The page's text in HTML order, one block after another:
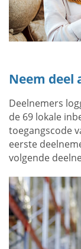
Neem deel
Deelnemers
de 69 lokale
toegangscode
eerste
volgende